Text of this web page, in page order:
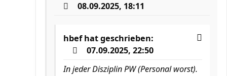
08.09.2025, 18:11
hbefhat geschrieben:
07.09.2025, 22:50
In jeder Disziplin PW (Personal worst).